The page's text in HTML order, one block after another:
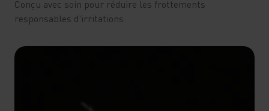
Conçu avec soin pour réduire les frottements
responsables d'irritations.